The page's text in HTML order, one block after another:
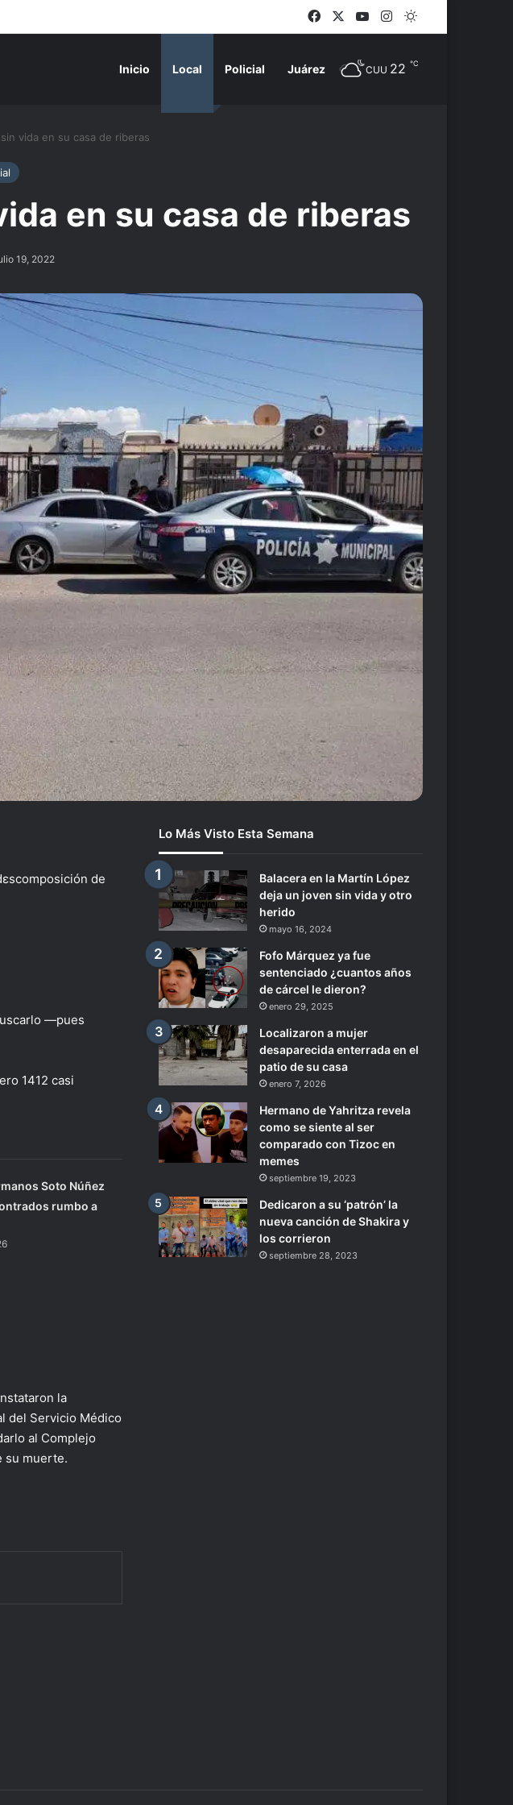
FacebookYouTubeInstagramSwitch skin
Inicio Local Policial Juárez CUU 22 ℃
vida en su casa de riberas
en su casa de riberas
19, 2022
de
—pues
1412 casi
Soto Núñez
rumbo a
la
del Servicio Médico
al Complejo
su muerte.
Lo Más Visto Esta Semana
Balacera en la Martín López
deja un joven sin vida y otro
herido
mayo 16, 2024
Fofo Márquez ya fue
sentenciado ¿cuantos años
de cárcel le dieron?
enero 29, 2025
Localizaron a mujer
desaparecida enterrada en el
patio de su casa
enero 7, 2026
Hermano de Yahritza revela
como se siente al ser
comparado con Tizoc en
memes
septiembre 19, 2023
Dedicaron a su ‘patrón’ la
nueva canción de Shakira y
los corrieron
septiembre 28, 2023